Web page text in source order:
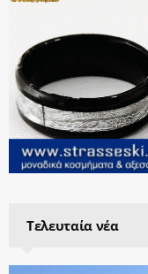
Τελευταία νέα